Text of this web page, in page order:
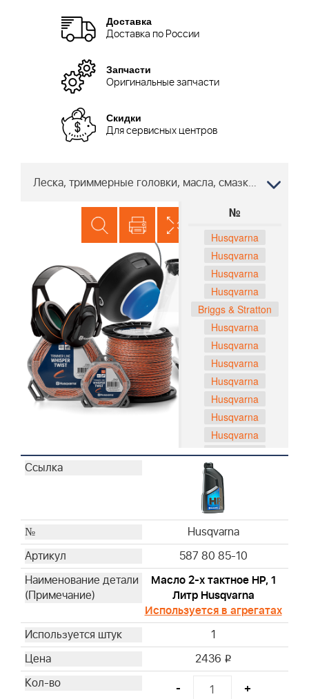
Доставка
Доставка по России
Запчасти
Оригинальные запчасти
Скидки
Для сервисных центров
Леска, триммерные головки, масла, смазки ST 227P, 96191008803 2017-05
№
Husqvarna
Husqvarna
Husqvarna
Husqvarna
Briggs & Stratton
Husqvarna
Husqvarna
Husqvarna
Husqvarna
Husqvarna
Husqvarna
Husqvarna
Husqvarna
Husqvarna
Husqvarna
Husqvarna
Husqvarna
Husqvarna
Husqvarna
Husqvarna
Husqvarna
Husqvarna
Husqvarna
Husqvarna
Husqvarna
Husqvarna
Husqvarna
587 80 85-10
Масло 2-х тактное HP, 1
Литр Husqvarna
Используется в агрегатах
1
2436 i
- +